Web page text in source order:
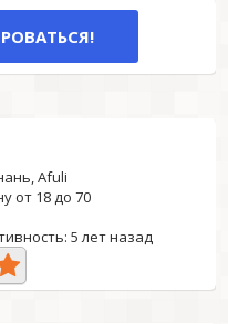
Afuli
от 18 до 70
5 лет назад